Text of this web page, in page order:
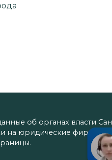
об органах власти
на юридические фирмы. В